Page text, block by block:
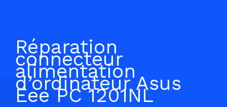
Réparation
connecteur
alimentation
d’ordinateur Asus
Eee PC 1201NL